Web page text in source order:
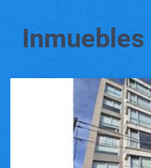
Inmuebles